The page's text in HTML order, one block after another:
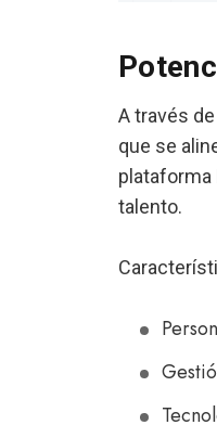
A través
que se
plataforma
talento.